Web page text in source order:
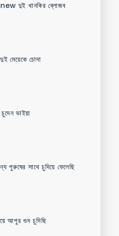
দুই খানকির ব্লোজব
মেয়েকে চোদা
ভাইয়া
পুরুষের সাথে চুদিয়ে ফেলেছি
আপুর গুদ চুদিছি